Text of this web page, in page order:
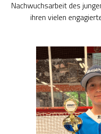
Nachwuchsarbeit des
ihren vielen